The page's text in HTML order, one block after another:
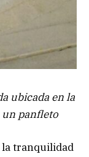
ubicada en la
un panfleto
tranquilidad